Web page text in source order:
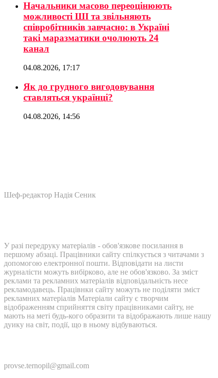
Начальники масово переоцінюють
можливості ШІ та звільняють
співробітників завчасно: в Україні
такі маразматики очолюють 24
канал
04.08.2026, 17:17
Як до грудного вигодовування
ставляться українці?
04.08.2026, 14:56
Шеф-редактор Надія Сеник
У разі передруку матеріалів - обов'язкове посилання в
першому абзаці. Працівники сайту спілкується з читачами з
допомогою електронної пошти. Відповідати на листи
журналісти можуть вибірково, але не обов'язково. За зміст
реклами та рекламних матеріалів відповідальність несе
рекламодавець. Працівнки сайту можуть не поділяти зміст
рекламних матеріалів Матеріали сайту є творчим
відображенням сприйняття світу працівниками сайту, не
мають на меті будь-кого образити та відображають лише нашу
дуику на світ, події, що в ньому відбуваються.
provse.ternopil@gmail.com